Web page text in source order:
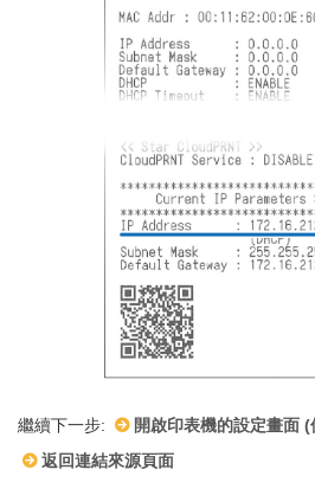
繼續下一步:
開啟印表機的設定畫面
返回連結來源頁面